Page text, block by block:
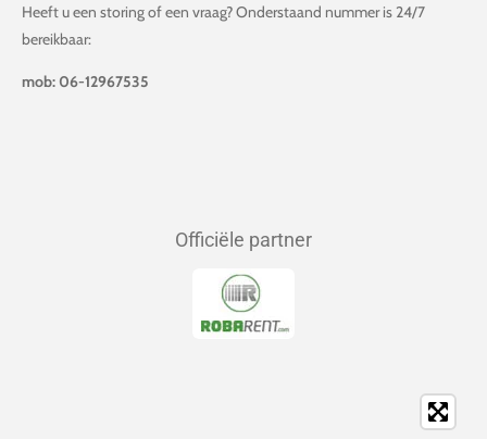
Heeft u een storing of een vraag? Onderstaand nummer is 24/7
bereikbaar:
mob: 06-12967535
Officiële partner